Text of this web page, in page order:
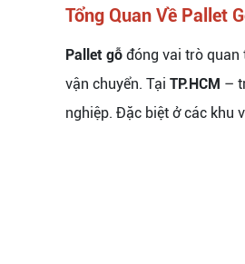
Tổng Quan Về Pallet
Pallet gỗ đóng vai trò quan
vận chuyển. Tại TP.HCM –
nghiệp. Đặc biệt ở các khu